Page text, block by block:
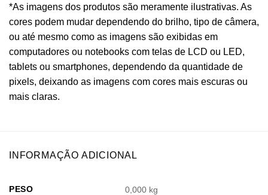
*As imagens dos produtos são meramente ilustrativas. As
cores podem mudar dependendo do brilho, tipo de câmera,
ou até mesmo como as imagens são exibidas em
computadores ou notebooks com telas de LCD ou LED,
tablets ou smartphones, dependendo da quantidade de
pixels, deixando as imagens com cores mais escuras ou
mais claras.
INFORMAÇÃO ADICIONAL
PESO
0,000 kg